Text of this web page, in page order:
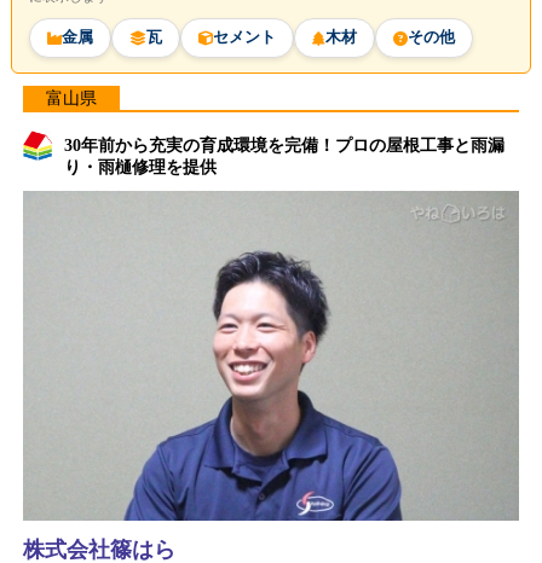
金属 瓦 セメント 木材 その他
富山県
30年前から充実の育成環境を完備！プロの屋根工事と雨漏
り・雨樋修理を提供
株式会社篠はら